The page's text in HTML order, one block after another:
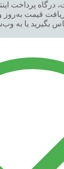
درگاه پرداخت
قیمت به‌روز